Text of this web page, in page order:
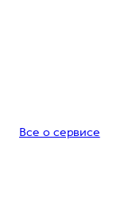
Все о сервисе